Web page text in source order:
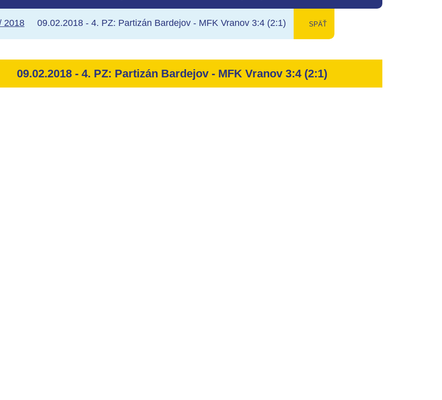
2018 09.02.2018 - 4. PZ: Partizán Bardejov - MFK Vranov 3:4 (2:1) späť
09.02.2018 - 4. PZ: Partizán Bardejov - MFK Vranov 3:4 (2:1)